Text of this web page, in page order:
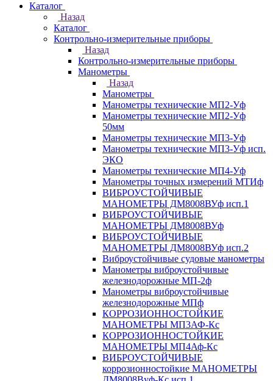
Каталог
Назад
Каталог
Контрольно-измерительные приборы
Назад
Контрольно-измерительные приборы
Манометры
Назад
Манометры
Манометры технические МП2-Уф
Манометры технические МП2-Уф
50мм
Манометры технические МП3-Уф
Манометры технические МП3-Уф исп.
ЭКО
Манометры технические МП4-Уф
Манометры точных измерений МТИф
ВИБРОУСТОЙЧИВЫЕ
МАНОМЕТРЫ ДМ8008ВУф исп.1
ВИБРОУСТОЙЧИВЫЕ
МАНОМЕТРЫ ДМ8008ВУф
ВИБРОУСТОЙЧИВЫЕ
МАНОМЕТРЫ ДМ8008ВУф исп.2
Виброустойчивые судовые манометры
Манометры виброустойчивые
железнодорожные МП-2ф
Манометры виброустойчивые
железнодорожные МПф
КОРРОЗИОННОСТОЙКИЕ
МАНОМЕТРЫ МП3АФ-Кс
КОРРОЗИОННОСТОЙКИЕ
МАНОМЕТРЫ МП4Аф-Кс
ВИБРОУСТОЙЧИВЫЕ
коррозионностойкие МАНОМЕТРЫ